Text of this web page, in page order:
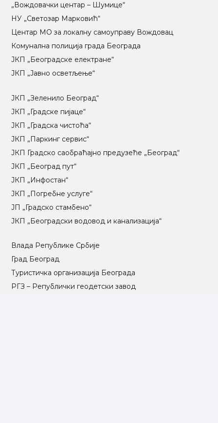
„Вождовачки центар – Шумице“
НУ „Светозар Марковић“
Центар МO за локалну самоуправу Вождовац
Комунална полиција града Београда
ЈКП „Београдске електране“
ЈКП „Јавно осветљење“
ЈКП „Зеленило Београд“
ЈКП „Градске пијаце“
ЈКП „Градска чистоћа“
ЈКП „Паркинг сервис“
ЈКП Градско саобраћајно предузеће „Београд“
ЈКП „Београд пут“
ЈКП „Инфостан“
ЈКП „Погребне услуге“
ЈП „Градско стамбено“
ЈКП „Београдски водовод и канализација“
Влада Републике Србије
Град Београд
Туристичка организација Београда
РГЗ – Републички геодетски завод